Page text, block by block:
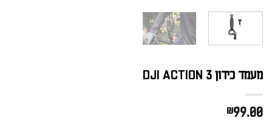
מעמד כידון DJI ACTION 3
₪99.00